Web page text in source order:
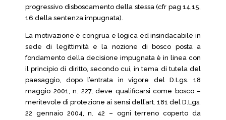
progressivo disboscamento della stessa (cfr pag 14,15,
16 della sentenza impugnata).
La motivazione è congrua e logica ed insindacabile in
sede di legittimità e la nozione di bosco posta a
fondamento della decisione impugnata è in linea con
il principio di diritto, secondo cui, in tema di tutela del
paesaggio, dopo l’entrata in vigore del D.Lgs. 18
maggio 2001, n. 227, deve qualificarsi come bosco –
meritevole di protezione ai sensi dell’art. 181 del D.Lgs.
22 gennaio 2004, n. 42 – ogni terreno coperto da